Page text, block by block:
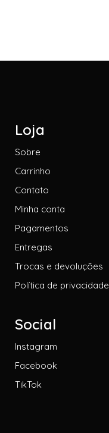
Loja
Sobre
Carrinho
Contato
Minha conta
Pagamentos
Entregas
Trocas e devoluções
Política de privacidade
Social
Instagram
Facebook
TikTok